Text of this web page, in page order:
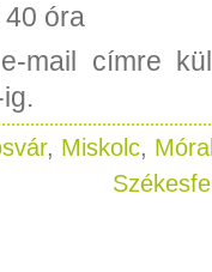
40 óra
mail címre
, Miskolc,